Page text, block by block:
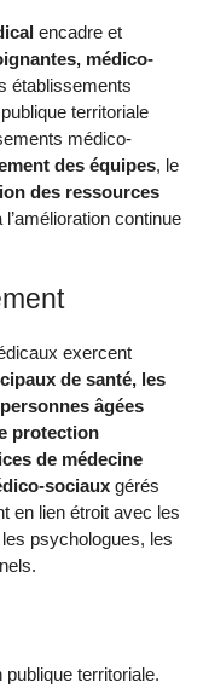
encadre et
médico-
établissements
territoriale
médico-
des équipes, le
des ressources
continue
exercent
de santé, les
âgées
protection
de médecine
sociaux gérés
en lien étroit avec les
psychologues, les
publique territoriale.